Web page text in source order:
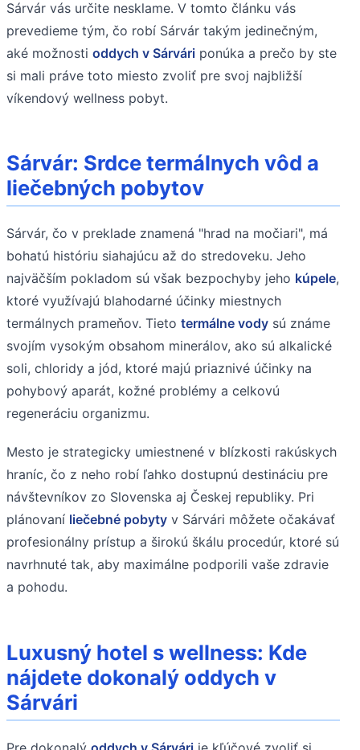
Sárvár vás určite nesklame. V tomto článku vás
prevedieme tým, čo robí Sárvár takým jedinečným,
aké možnosti oddych v Sárvári ponúka a prečo by ste
si mali práve toto miesto zvoliť pre svoj najbližší
víkendový wellness pobyt.
Sárvár: Srdce termálnych vôd a
liečebných pobytov
Sárvár, čo v preklade znamená "hrad na močiari", má
bohatú históriu siahajúcu až do stredoveku. Jeho
najväčším pokladom sú však bezpochyby jeho kúpele,
ktoré využívajú blahodarné účinky miestnych
termálnych prameňov. Tieto termálne vody sú známe
svojím vysokým obsahom minerálov, ako sú alkalické
soli, chloridy a jód, ktoré majú priaznivé účinky na
pohybový aparát, kožné problémy a celkovú
regeneráciu organizmu.
Mesto je strategicky umiestnené v blízkosti rakúskych
hraníc, čo z neho robí ľahko dostupnú destináciu pre
návštevníkov zo Slovenska aj Českej republiky. Pri
plánovaní liečebné pobyty v Sárvári môžete očakávať
profesionálny prístup a širokú škálu procedúr, ktoré sú
navrhnuté tak, aby maximálne podporili vaše zdravie
a pohodu.
Luxusný hotel s wellness: Kde
nájdete dokonalý oddych v
Sárvári